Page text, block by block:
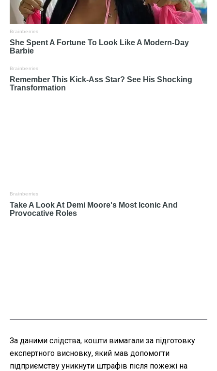
За даними слідства, кошти вимагали за підготовку
експертного висновку, який мав допомогти
підприємству уникнути штрафів після пожежі на